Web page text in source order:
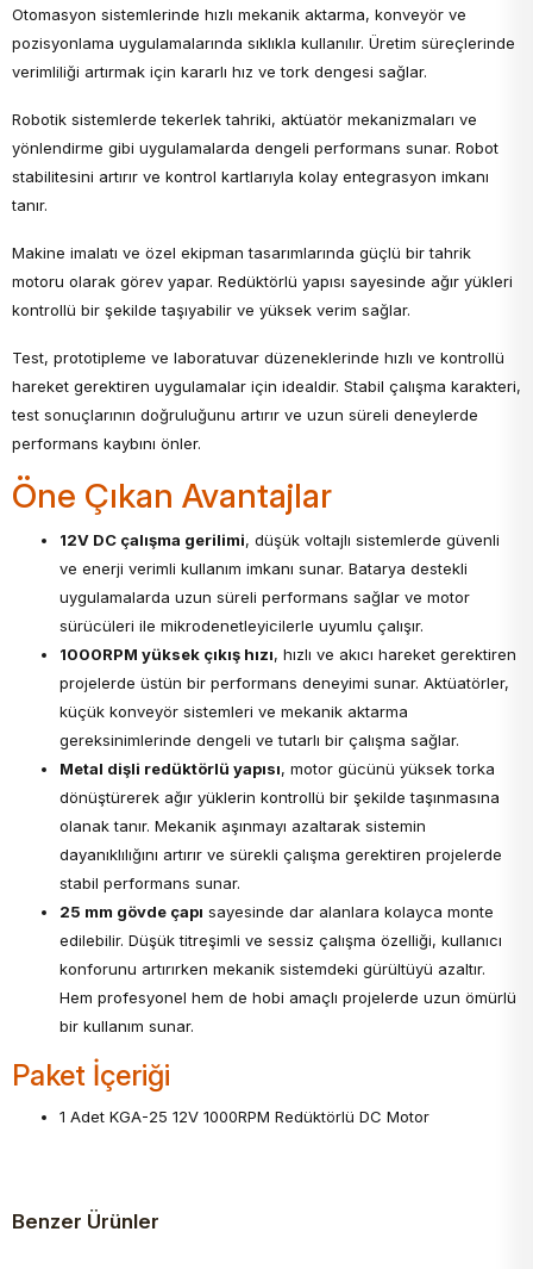
Otomasyon sistemlerinde hızlı mekanik aktarma, konveyör ve
pozisyonlama uygulamalarında sıklıkla kullanılır. Üretim süreçlerinde
verimliliği artırmak için kararlı hız ve tork dengesi sağlar.
Robotik sistemlerde tekerlek tahriki, aktüatör mekanizmaları ve
yönlendirme gibi uygulamalarda dengeli performans sunar. Robot
stabilitesini artırır ve kontrol kartlarıyla kolay entegrasyon imkanı
tanır.
Makine imalatı ve özel ekipman tasarımlarında güçlü bir tahrik
motoru olarak görev yapar. Redüktörlü yapısı sayesinde ağır yükleri
kontrollü bir şekilde taşıyabilir ve yüksek verim sağlar.
Test, prototipleme ve laboratuvar düzeneklerinde hızlı ve kontrollü
hareket gerektiren uygulamalar için idealdir. Stabil çalışma karakteri,
test sonuçlarının doğruluğunu artırır ve uzun süreli deneylerde
performans kaybını önler.
Öne Çıkan Avantajlar
12V DC çalışma gerilimi, düşük voltajlı sistemlerde güvenli
ve enerji verimli kullanım imkanı sunar. Batarya destekli
uygulamalarda uzun süreli performans sağlar ve motor
sürücüleri ile mikrodenetleyicilerle uyumlu çalışır.
1000RPM yüksek çıkış hızı, hızlı ve akıcı hareket gerektiren
projelerde üstün bir performans deneyimi sunar. Aktüatörler,
küçük konveyör sistemleri ve mekanik aktarma
gereksinimlerinde dengeli ve tutarlı bir çalışma sağlar.
Metal dişli redüktörlü yapısı, motor gücünü yüksek torka
dönüştürerek ağır yüklerin kontrollü bir şekilde taşınmasına
olanak tanır. Mekanik aşınmayı azaltarak sistemin
dayanıklılığını artırır ve sürekli çalışma gerektiren projelerde
stabil performans sunar.
25 mm gövde çapı sayesinde dar alanlara kolayca monte
edilebilir. Düşük titreşimli ve sessiz çalışma özelliği, kullanıcı
konforunu artırırken mekanik sistemdeki gürültüyü azaltır.
Hem profesyonel hem de hobi amaçlı projelerde uzun ömürlü
bir kullanım sunar.
Paket İçeriği
1 Adet KGA-25 12V 1000RPM Redüktörlü DC Motor
Benzer Ürünler